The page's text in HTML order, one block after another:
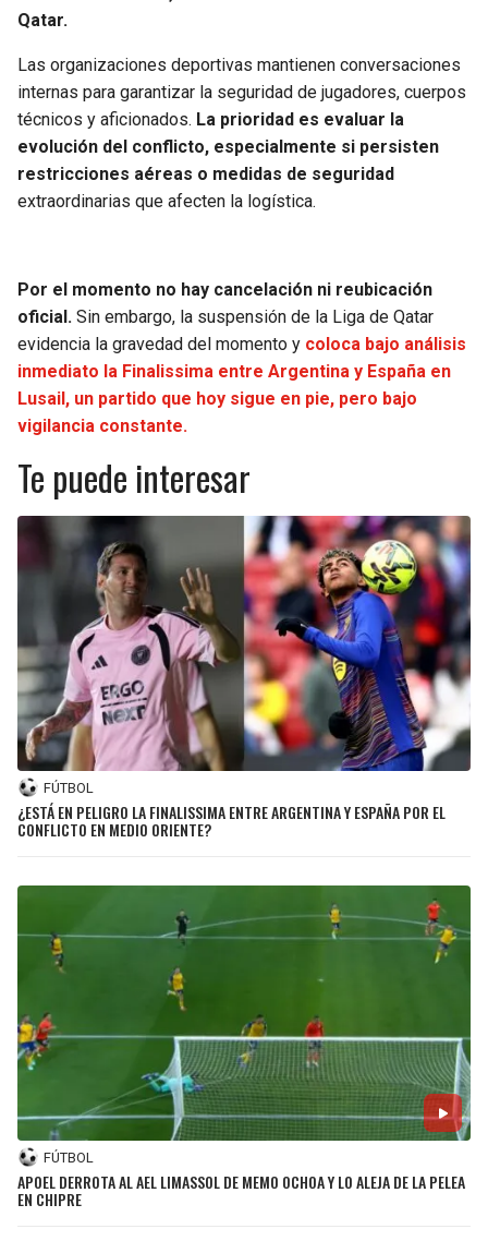
Qatar.
Las organizaciones deportivas mantienen conversaciones
internas para garantizar la seguridad de jugadores, cuerpos
técnicos y aficionados. La prioridad es evaluar la
evolución del conflicto, especialmente si persisten
restricciones aéreas o medidas de seguridad
extraordinarias que afecten la logística.
Por el momento no hay cancelación ni reubicación
oficial. Sin embargo, la suspensión de la Liga de Qatar
evidencia la gravedad del momento y coloca bajo análisis
inmediato la Finalissima entre Argentina y España en
Lusail, un partido que hoy sigue en pie, pero bajo
vigilancia constante.
Te puede interesar
FÚTBOL
¿ESTÁ EN PELIGRO LA FINALISSIMA ENTRE ARGENTINA Y ESPAÑA POR EL
CONFLICTO EN MEDIO ORIENTE?
FÚTBOL
APOEL DERROTA AL AEL LIMASSOL DE MEMO OCHOA Y LO ALEJA DE LA PELEA
EN CHIPRE